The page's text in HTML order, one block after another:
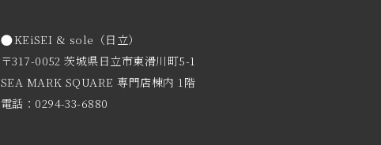
KEiSEI & sole（日立）
〒317-0052 茨城県日立市東滑川町5-1
SEA MARK SQUARE 専門店棟内 1階
電話：0294-33-6880